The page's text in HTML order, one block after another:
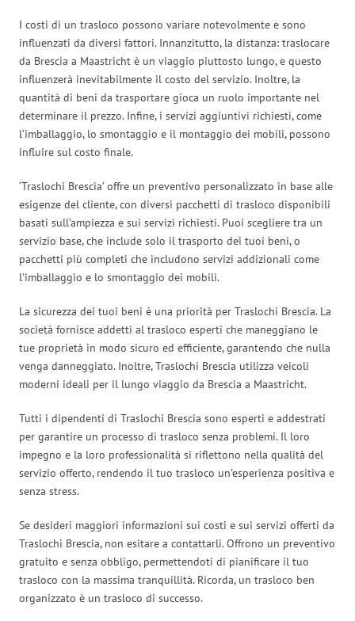
I costi di un trasloco possono variare notevolmente e sono
influenzati da diversi fattori. Innanzitutto, la distanza: traslocare
da Brescia a Maastricht è un viaggio piuttosto lungo, e questo
influenzerà inevitabilmente il costo del servizio. Inoltre, la
quantità di beni da trasportare gioca un ruolo importante nel
determinare il prezzo. Infine, i servizi aggiuntivi richiesti, come
l’imballaggio, lo smontaggio e il montaggio dei mobili, possono
influire sul costo finale.
‘Traslochi Brescia’ offre un preventivo personalizzato in base alle
esigenze del cliente, con diversi pacchetti di trasloco disponibili
basati sull’ampiezza e sui servizi richiesti. Puoi scegliere tra un
servizio base, che include solo il trasporto dei tuoi beni, o
pacchetti più completi che includono servizi addizionali come
l’imballaggio e lo smontaggio dei mobili.
La sicurezza dei tuoi beni è una priorità per Traslochi Brescia. La
società fornisce addetti al trasloco esperti che maneggiano le
tue proprietà in modo sicuro ed efficiente, garantendo che nulla
venga danneggiato. Inoltre, Traslochi Brescia utilizza veicoli
moderni ideali per il lungo viaggio da Brescia a Maastricht.
Tutti i dipendenti di Traslochi Brescia sono esperti e addestrati
per garantire un processo di trasloco senza problemi. Il loro
impegno e la loro professionalità si riflettono nella qualità del
servizio offerto, rendendo il tuo trasloco un’esperienza positiva e
senza stress.
Se desideri maggiori informazioni sui costi e sui servizi offerti da
Traslochi Brescia, non esitare a contattarli. Offrono un preventivo
gratuito e senza obbligo, permettendoti di pianificare il tuo
trasloco con la massima tranquillità. Ricorda, un trasloco ben
organizzato è un trasloco di successo.